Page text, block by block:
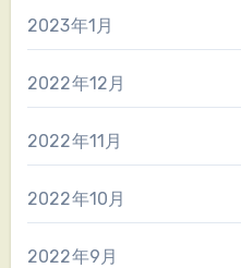
2023年1月
2022年12月
2022年11月
2022年10月
2022年9月